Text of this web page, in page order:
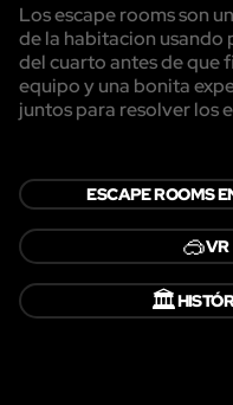
Los escape rooms son
de la habitacion usando
del cuarto antes de que
equipo y una bonita
juntos para resolver los
ESCAPE ROOMS
🥽VR
🏛️